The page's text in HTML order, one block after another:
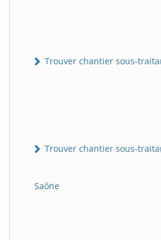
Trouver chantier sous-
Trouver chantier sous-
Saône